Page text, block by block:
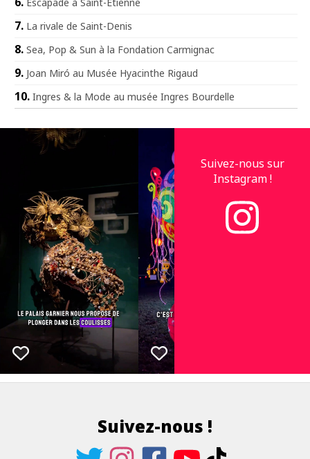
La rivale de Saint-Denis
Sea, Pop & Sun à la Fondation Carmignac
Joan Miró au Musée Hyacinthe Rigaud
Ingres & la Mode au musée Ingres Bourdelle
Suivez-nous sur
Instagram !
Suivez-nous !